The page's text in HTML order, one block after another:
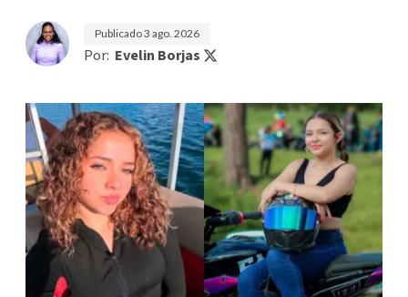
Publicado3 ago. 2026
Por: Evelin Borjas